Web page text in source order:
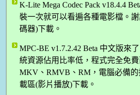
K-Lite Mega Codec Pack v18.4.4
裝一次就可以看遍各種電影檔。
碼器)下載。
MPC-BE v1.7.2.42 Beta 中文版來
統資源佔用比率低，程式完全免
MKV、RMVB、RM，電腦必備
載區(影片播放)下載。